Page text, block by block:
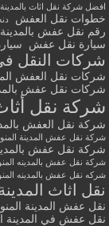
افضل شركة نقل اثاث بالمدينة
خطوات نقل العفش
رقم نقل عفش بالمدينة
سيارة نقل عفش
شركات النقل
شركات نقل العفش
شركات نقل عفش
شركة نقل
شركة نقل العفش
شركة نقل عفش المدينة
شركة نقل عفش
شركة نقل عفش بالمدينه
شركه نقل عفش بالمدينه
نقل اثاث
نقل عفش المدينة
نقل عفش في المدينة